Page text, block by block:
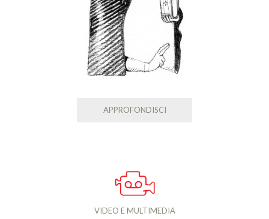
APPROFONDISCI
VIDEO E MULTIMEDIA